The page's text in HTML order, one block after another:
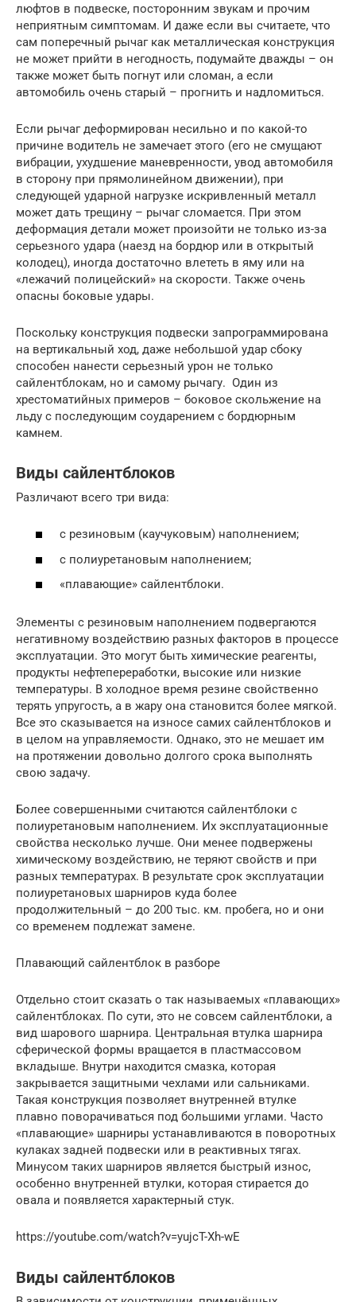
люфтов в подвеске, посторонним звукам и прочим
неприятным симптомам. И даже если вы считаете, что
сам поперечный рычаг как металлическая конструкция
не может прийти в негодность, подумайте дважды – он
также может быть погнут или сломан, а если
автомобиль очень старый – прогнить и надломиться.
Если рычаг деформирован несильно и по какой-то
причине водитель не замечает этого (его не смущают
вибрации, ухудшение маневренности, увод автомобиля
в сторону при прямолинейном движении), при
следующей ударной нагрузке искривленный металл
может дать трещину – рычаг сломается. При этом
деформация детали может произойти не только из-за
серьезного удара (наезд на бордюр или в открытый
колодец), иногда достаточно влететь в яму или на
«лежачий полицейский» на скорости. Также очень
опасны боковые удары.
Поскольку конструкция подвески запрограммирована
на вертикальный ход, даже небольшой удар сбоку
способен нанести серьезный урон не только
сайлентблокам, но и самому рычагу. Один из
хрестоматийных примеров – боковое скольжение на
льду с последующим соударением с бордюрным
камнем.
Виды сайлентблоков
Различают всего три вида:
с резиновым (каучуковым) наполнением;
с полиуретановым наполнением;
«плавающие» сайлентблоки.
Элементы с резиновым наполнением подвергаются
негативному воздействию разных факторов в процессе
эксплуатации. Это могут быть химические реагенты,
продукты нефтепереработки, высокие или низкие
температуры. В холодное время резине свойственно
терять упругость, а в жару она становится более мягкой.
Все это сказывается на износе самих сайлентблоков и
в целом на управляемости. Однако, это не мешает им
на протяжении довольно долгого срока выполнять
свою задачу.
Более совершенными считаются сайлентблоки с
полиуретановым наполнением. Их эксплуатационные
свойства несколько лучше. Они менее подвержены
химическому воздействию, не теряют свойств и при
разных температурах. В результате срок эксплуатации
полиуретановых шарниров куда более
продолжительный – до 200 тыс. км. пробега, но и они
со временем подлежат замене.
Плавающий сайлентблок в разборе
Отдельно стоит сказать о так называемых «плавающих»
сайлентблоках. По сути, это не совсем сайлентблоки, а
вид шарового шарнира. Центральная втулка шарнира
сферической формы вращается в пластмассовом
вкладыше. Внутри находится смазка, которая
закрывается защитными чехлами или сальниками.
Такая конструкция позволяет внутренней втулке
плавно поворачиваться под большими углами. Часто
«плавающие» шарниры устанавливаются в поворотных
кулаках задней подвески или в реактивных тягах.
Минусом таких шарниров является быстрый износ,
особенно внутренней втулки, которая стирается до
овала и появляется характерный стук.
https://youtube.com/watch?v=yujcT-Xh-wE
Виды сайлентблоков